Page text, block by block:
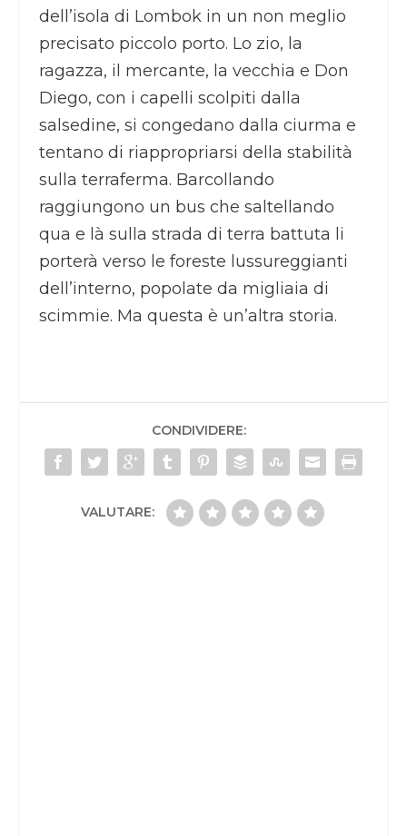
dell’isola di Lombok in un non meglio
precisato piccolo porto. Lo zio, la
ragazza, il mercante, la vecchia e Don
Diego, con i capelli scolpiti dalla
salsedine, si congedano dalla ciurma e
tentano di riappropriarsi della stabilità
sulla terraferma. Barcollando
raggiungono un bus che saltellando
qua e là sulla strada di terra battuta li
porterà verso le foreste lussureggianti
dell’interno, popolate da migliaia di
scimmie. Ma questa è un’altra storia.
CONDIVIDERE:
VALUTARE: